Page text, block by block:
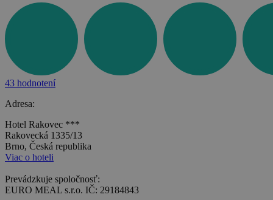
43 hodnotení
Adresa:
Hotel Rakovec ***
Rakovecká 1335/13
Brno, Česká republika
Viac o hoteli
Prevádzkuje spoločnosť:
EURO MEAL s.r.o. IČ: 29184843